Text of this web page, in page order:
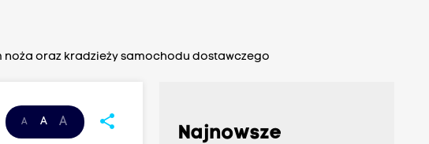
noża oraz kradzieży samochodu dostawczego
A A A share
Najnowsze